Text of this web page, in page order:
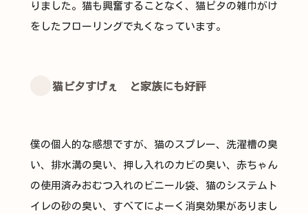
りました。猫も興奮することなく、猫ピタの雑巾がけ
をしたフローリングで丸くなっています。
猫ピタすげぇ と家族にも好評
僕の個人的な感想ですが、猫のスプレー、洗濯槽の臭
い、排水溝の臭い、押し入れのカビの臭い、赤ちゃん
の使用済みおむつ入れのビニール袋、猫のシステムト
イレの砂の臭い、すべてによーく消臭効果がありまし